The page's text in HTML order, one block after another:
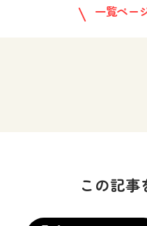
一覧ペー
この記事